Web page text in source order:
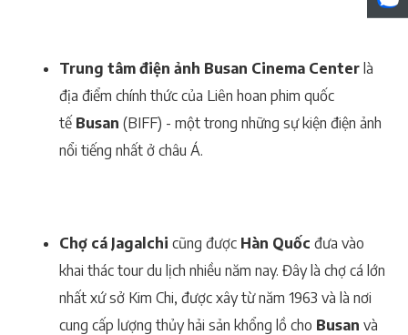
Trung tâm điện ảnh Busan Cinema Center là
địa điểm chính thức của Liên hoan phim quốc
tế Busan (BIFF) - một trong những sự kiện điện ảnh
nổi tiếng nhất ở châu Á.
Chợ cá Jagalchi cũng được Hàn Quốc đưa vào
khai thác tour du lịch nhiều năm nay. Đây là chợ cá lớn
nhất xứ sở Kim Chi, được xây từ năm 1963 và là nơi
cung cấp lượng thủy hải sản khổng lồ cho Busan và